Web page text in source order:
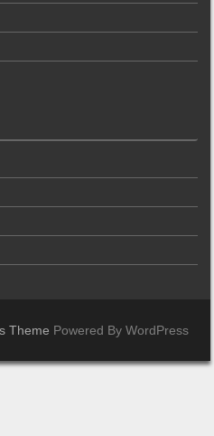
Theme Powered By WordPress